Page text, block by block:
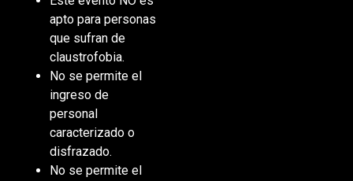
apto para personas
que sufran de
claustrofobia.
No se permite el
ingreso de
personal
caracterizado o
disfrazado.
No se permite el